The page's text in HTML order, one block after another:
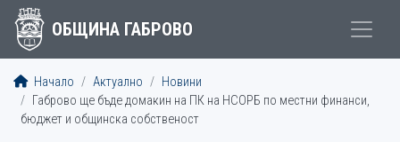
ОБЩИНА ГАБРОВО
Начало Актуално
Новини
Габрово ще бъде домакин на ПК на НСОРБ по местни финанси,
бюджет и общинска собственост